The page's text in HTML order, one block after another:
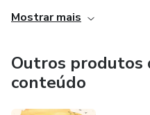
Mostrar mais
Outros produtos
conteúdo